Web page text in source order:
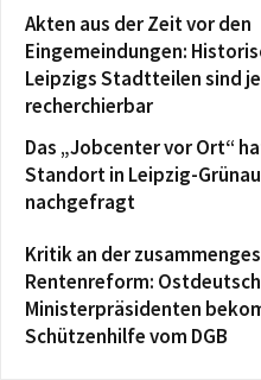
Akten aus der Zeit vor den
Eingemeindungen:
Leipzigs Stadtteilen sind
recherchierbar
Das „Jobcenter vor Ort“
Standort in Leipzig-
nachgefragt
Kritik an der
Rentenreform:
Ministerpräsidenten
Schützenhilfe vom DGB